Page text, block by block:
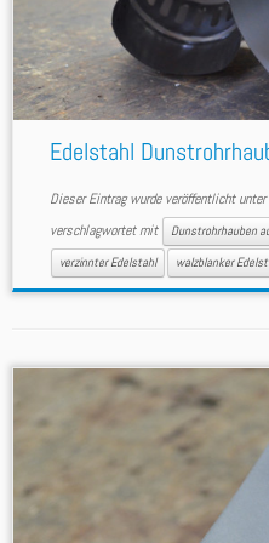
Edelstahl
Dieser Eintrag wurde veröffentlicht unter
verschlagwortet mit
Dunstrohrhauben
verzinnter Edelstahl
walzblanker